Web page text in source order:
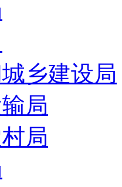
乡建设局
局
局